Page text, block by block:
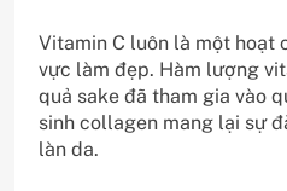
Vitamin C luôn là một hoạt
vực làm đẹp. Hàm lượng
quả sake đã tham gia vào
sinh collagen mang lại sự
làn da.